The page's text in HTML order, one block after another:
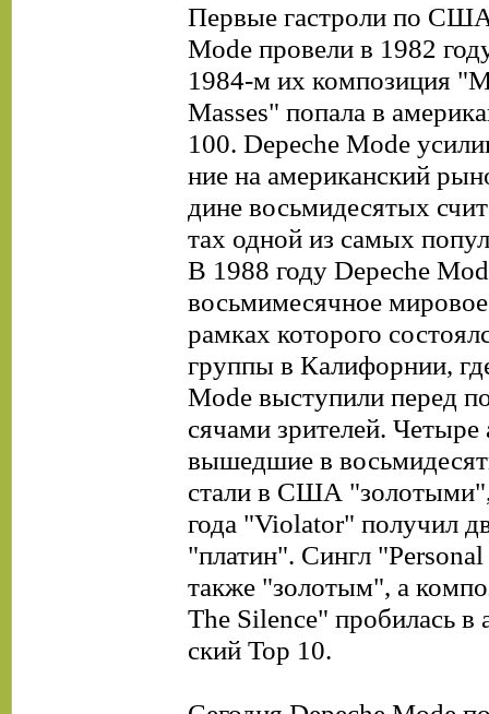
Первые гастроли по
Mode провели в 1982
1984-м их композиция
Masses" попала в
100. Depeche Mode
ние на американский
дине восьмидесятых
тах одной из самых
В 1988 году Depeche
восьмимесячное
рамках которого
группы в Калифорнии,
Mode выступили перед
сячами зрителей. Четыре
вышедшие в
стали в США
года "Violator" получил
"платин". Сингл "Personal
также "золотым", а
The Silence" пробилась в
ский Тор 10.